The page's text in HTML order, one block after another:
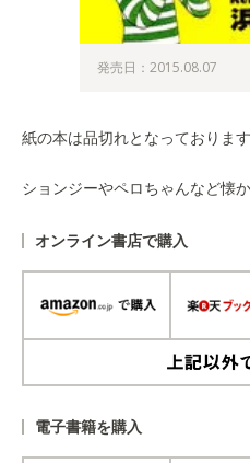
発売日：2015.08.07
紙の本は品切れとなっております
ションジーやペロちゃんなど懐
オンライン書店で購入
電子書籍を購入